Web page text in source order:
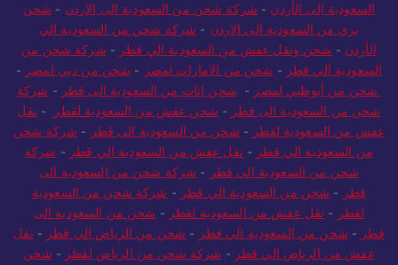
السعودية إلى الأردن - شركة شحن من السعودية الى الاردن - شحن
بري من السعودية الى الاردن - شركة شحن من السعودية الي
الأردن - شحن ونقل عفش من السعودية الي قطر - شركة شحن من
السعودية الي قطر - شحن من الامارات لمصر - شحن من دبي لمصر -
شحن من أبوظبي لمصر - شحن اثاث من السعودية الى قطر - شركة
شحن من السعودية الى قطر - شحن عفش من السعودية لقطر - نقل
عفش من السعودية لقطر - شحن من السعودية الى قطر - شركة شحن
من السعودية الي قطر - نقل عفش من السعودية الي قطر - شركة
شحن من السعودية الي قطر - شركة شحن من السعودية الى
قطر - شحن من السعودية الي قطر - شركة شحن من السعودية
لقطر - نقل عفش من السعودية لقطر - شحن من السعودية الى
قطر - شحن من السعودية الي قطر - شحن من الرياض الي قطر - نقل
عفش من الرياض الي قطر - شركة شحن من الرياض لقطر - شحن